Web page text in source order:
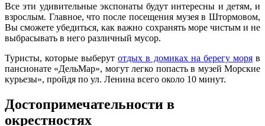
Все эти удивительные экспонаты будут интересны и детям, и
взрослым. Главное, что после посещения музея в Штормовом,
Вы сможете убедиться, как важно сохранять море чистым и не
выбрасывать в него различный мусор.
Туристы, которые выберутотдых в домиках на берегу моряв
пансионате «ДельМар», могут легко попасть в музей Морские
курьезы», пройдя по ул. Ленина всего около 10 минут.
Достопримечательности в
окрестностях